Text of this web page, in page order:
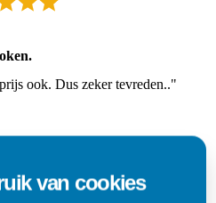
ook. Dus zeker tevreden.."
van cookies